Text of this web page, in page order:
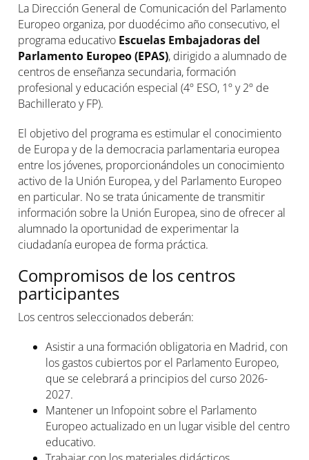
La Dirección General de Comunicación del Parlamento
Europeo organiza, por duodécimo año consecutivo, el
programa educativo Escuelas Embajadoras del
Parlamento Europeo (EPAS), dirigido a alumnado de
centros de enseñanza secundaria, formación
profesional y educación especial (4º ESO, 1º y 2º de
Bachillerato y FP).
El objetivo del programa es estimular el conocimiento
de Europa y de la democracia parlamentaria europea
entre los jóvenes, proporcionándoles un conocimiento
activo de la Unión Europea, y del Parlamento Europeo
en particular. No se trata únicamente de transmitir
información sobre la Unión Europea, sino de ofrecer al
alumnado la oportunidad de experimentar la
ciudadanía europea de forma práctica.
Compromisos de los centros
participantes
Los centros seleccionados deberán:
Asistir a una formación obligatoria en Madrid, con
los gastos cubiertos por el Parlamento Europeo,
que se celebrará a principios del curso 2026-
2027.
Mantener un Infopoint sobre el Parlamento
Europeo actualizado en un lugar visible del centro
educativo.